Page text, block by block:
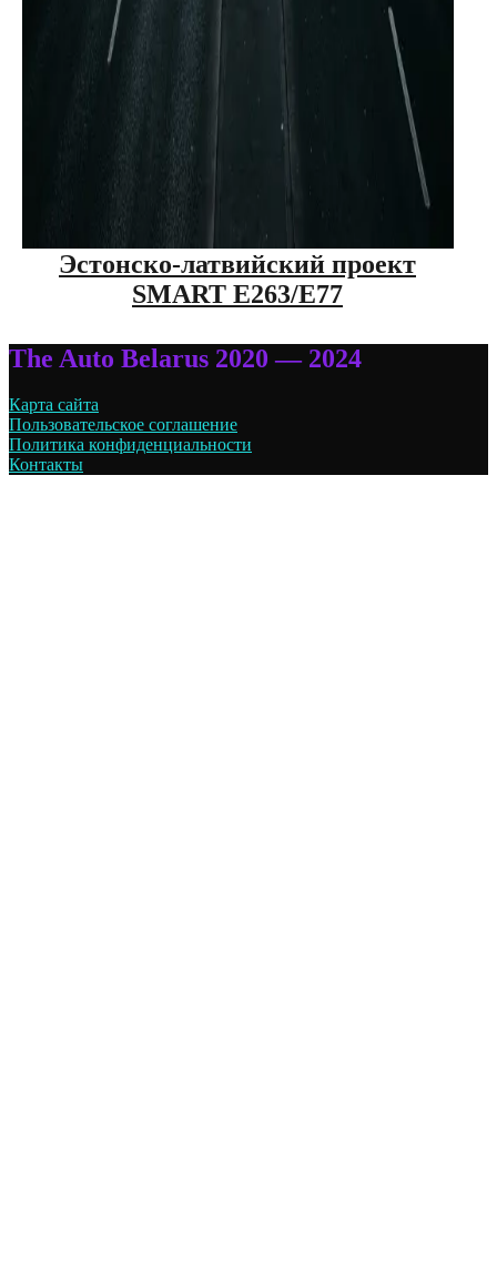
Эстонско-латвийский проект
SMART E263/E77
The Auto Belarus 2020 — 2024
Карта сайта
Пользовательское соглашение
Политика конфиденциальности
Контакты